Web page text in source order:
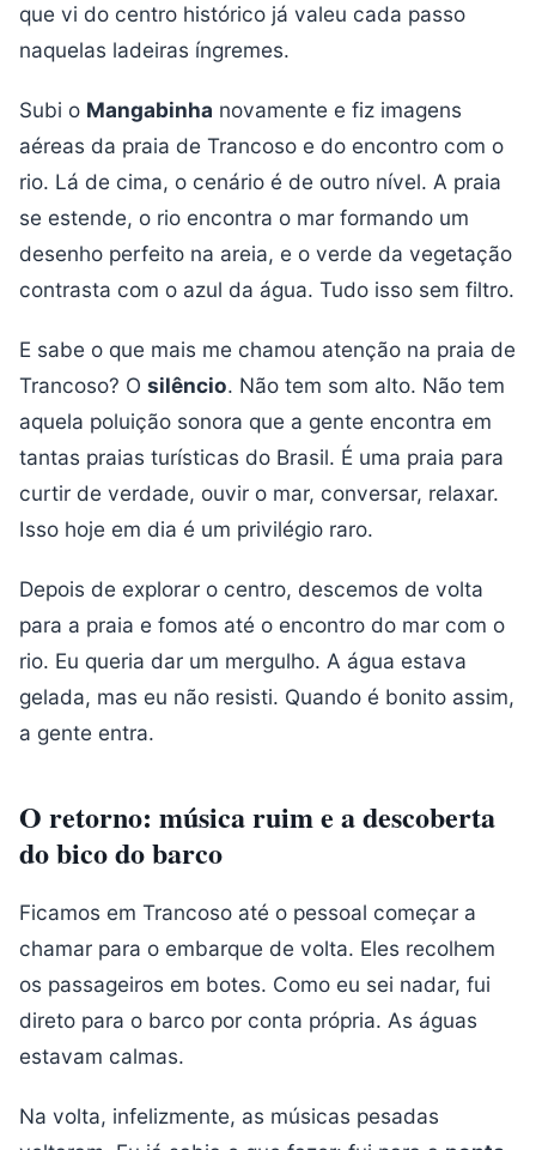
que vi do centro histórico já valeu cada passo
naquelas ladeiras íngremes.
Subi o Mangabinha novamente e fiz imagens
aéreas da praia de Trancoso e do encontro com o
rio. Lá de cima, o cenário é de outro nível. A praia
se estende, o rio encontra o mar formando um
desenho perfeito na areia, e o verde da vegetação
contrasta com o azul da água. Tudo isso sem filtro.
E sabe o que mais me chamou atenção na praia de
Trancoso? O silêncio. Não tem som alto. Não tem
aquela poluição sonora que a gente encontra em
tantas praias turísticas do Brasil. É uma praia para
curtir de verdade, ouvir o mar, conversar, relaxar.
Isso hoje em dia é um privilégio raro.
Depois de explorar o centro, descemos de volta
para a praia e fomos até o encontro do mar com o
rio. Eu queria dar um mergulho. A água estava
gelada, mas eu não resisti. Quando é bonito assim,
a gente entra.
O retorno: música ruim e a descoberta
do bico do barco
Ficamos em Trancoso até o pessoal começar a
chamar para o embarque de volta. Eles recolhem
os passageiros em botes. Como eu sei nadar, fui
direto para o barco por conta própria. As águas
estavam calmas.
Na volta, infelizmente, as músicas pesadas